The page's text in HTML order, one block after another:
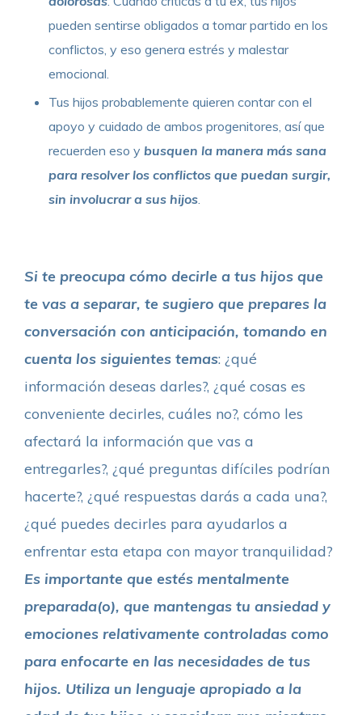
pueden sentirse obligados a tomar partido en los
conflictos, y eso genera estrés y malestar
emocional.
Tus hijos probablemente quieren contar con el
apoyo y cuidado de ambos progenitores, así que
recuerden eso y busquen la manera más sana
para resolver los conflictos que puedan surgir,
sin involucrar a sus hijos
Si te preocupa cómo decirle a tus hijos que
te vas a separar, te sugiero que prepares la
conversación con anticipación, tomando en
cuenta los siguientes temas: ¿qué
información deseas darles?, ¿qué cosas es
conveniente decirles, cuáles no?, cómo les
afectará la información que vas a
entregarles?, ¿qué preguntas difíciles podrían
hacerte?, ¿qué respuestas darás a cada una?,
¿qué puedes decirles para ayudarlos a
enfrentar esta etapa con mayor tranquilidad?
Es importante que estés mentalmente
preparada(o), que mantengas tu ansiedad y
emociones relativamente controladas como
para enfocarte en las necesidades de tus
hijos. Utiliza un lenguaje apropiado a la